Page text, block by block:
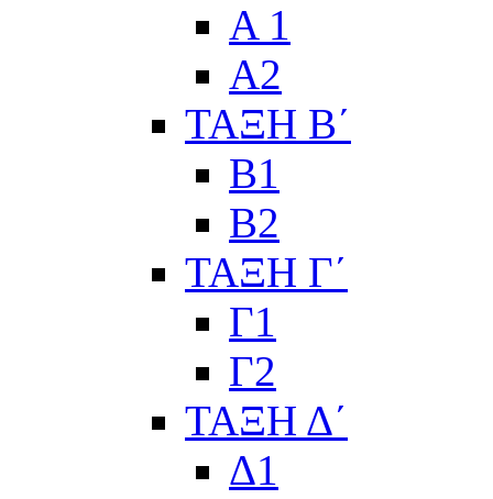
Α 1
Α2
ΤΑΞΗ Β΄
Β1
Β2
ΤΑΞΗ Γ΄
Γ1
Γ2
ΤΑΞΗ Δ΄
Δ1